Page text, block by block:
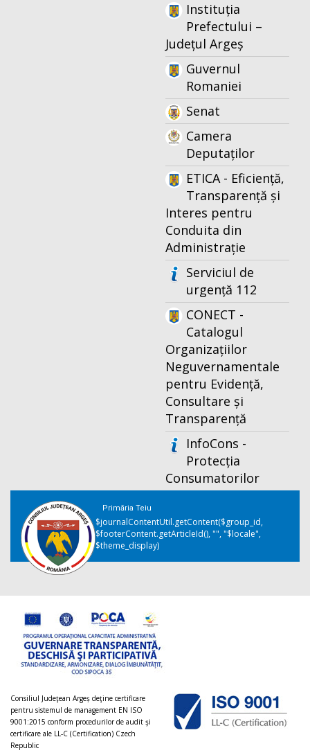
Instituția
Prefectului –
Județul Argeș
Guvernul
Romaniei
Senat
Camera
Deputaților
ETICA - Eficiență,
Transparență și
Interes pentru
Conduita din
Administrație
Serviciul de
urgență 112
CONECT -
Catalogul
Organizațiilor
Neguvernamentale
pentru Evidență,
Consultare și
Transparență
InfoCons -
Protecția
Consumatorilor
Primăria Teiu
$journalContentUtil.getContent($group_id,
$footerContent.getArticleId(), "", "$locale",
$theme_display)
Consiliul Judeţean Argeș deţine certificare
pentru sistemul de management EN ISO
9001:2015 conform procedurilor de audit şi
certificare ale LL-C (Certification) Czech
Republic